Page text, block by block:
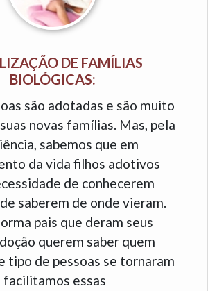
DE FAMÍLIAS
BIOLÓGICAS:
são adotadas e são muito
novas famílias. Mas, pela
sabemos que em
da vida filhos adotivos
de conhecerem
saberem de onde vieram.
pais que deram seus
querem saber quem
tipo de pessoas se tornaram
facilitamos essas